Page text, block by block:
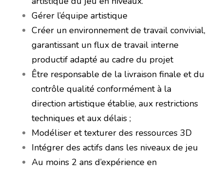
Gérer l’équipe artistique
Créer un environnement de travail convivial,
garantissant un flux de travail interne
productif adapté au cadre du projet
Être responsable de la livraison finale et du
contrôle qualité conformément à la
direction artistique établie, aux restrictions
techniques et aux délais ;
Modéliser et texturer des ressources 3D
Intégrer des actifs dans les niveaux de jeu
Au moins 2 ans d’expérience en